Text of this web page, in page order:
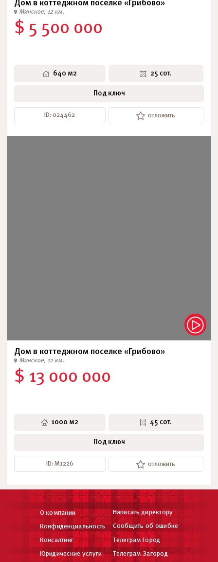
Дом в коттеджном поселке «Грибово»
Минское, 12 км.
$ 5 500 000
640 м2 25 сот.
Под ключ
ID: 024462 отложить
Дом в коттеджном поселке «Грибово»
Минское, 12 км.
$ 13 000 000
1000 м2 45 сот.
Под ключ
ID: М1226 отложить
О компании
Конфиденциальность
Консалтинг
Юридические услуги
Написать директору
Сообщить об ошибке
Телеграм Город
Телеграм Загород